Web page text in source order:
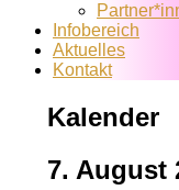
Infobereich
Aktuelles
Kontakt
Kalender
7. August